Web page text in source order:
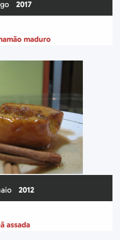
2017
maduro
2012
assada